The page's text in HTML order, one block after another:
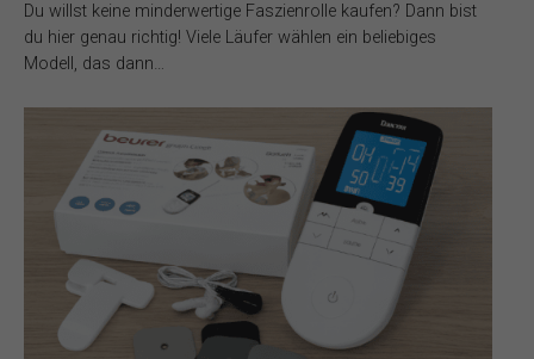
Du willst keine minderwertige Faszienrolle kaufen? Dann bist
du hier genau richtig! Viele Läufer wählen ein beliebiges
Modell, das dann…